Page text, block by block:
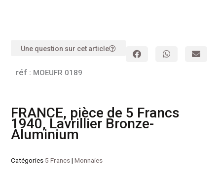
Une question sur cet article
réf : MOEUFR 0189
FRANCE, pièce de 5 Francs
1940, Lavrillier Bronze-
Aluminium
Catégories 5 Francs|Monnaies